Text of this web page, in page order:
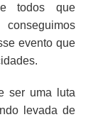
todos que
evento que
ser uma luta
levada de